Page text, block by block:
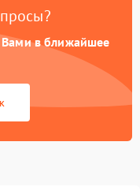
Вами в ближайшее